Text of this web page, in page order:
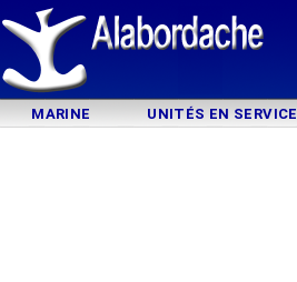
MARINE UNITÉS EN SERVICE